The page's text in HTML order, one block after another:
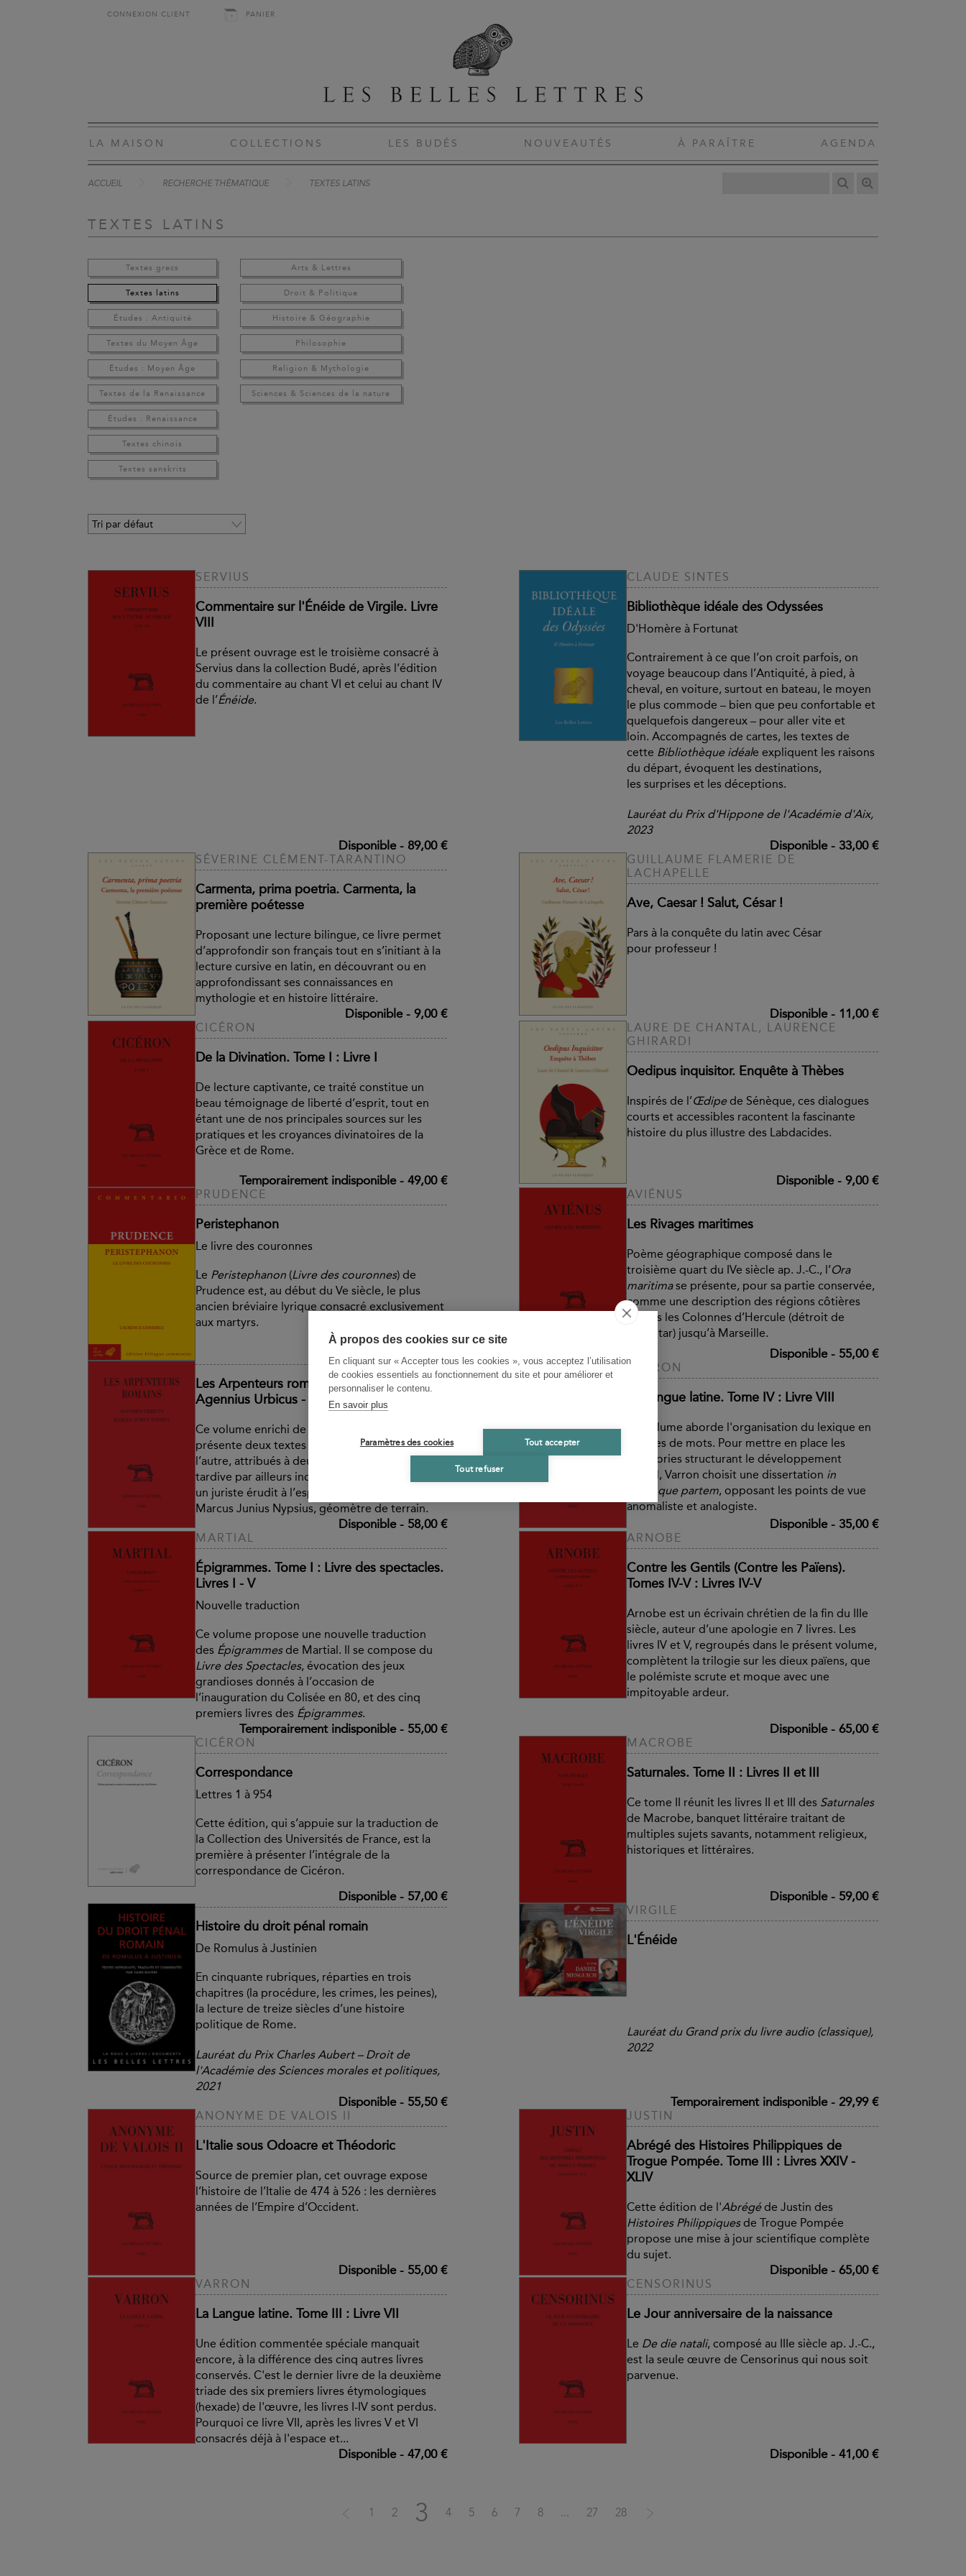
À propos des cookies sur ce site
En cliquant sur « Accepter tous les cookies », vous acceptez l’utilisation
de cookies essentiels au fonctionnement du site et pour améliorer et
personnaliser le contenu.
En savoir plus
Paramètres des cookies Tout accepter
Tout refuser
CONNEXION CLIENT PANIER
LA MAISON COLLECTIONS LES BUDÉS NOUVEAUTÉS À PARAÎTRE AGENDA
ACCUEIL RECHERCHE THÉMATIQUE TEXTES LATINS
TEXTES LATINS
Textes grecs
Textes latins
Études : Antiquité
Textes du Moyen Âge
Études : Moyen Âge
Textes de la Renaissance
Études : Renaissance
Textes chinois
Textes sanskrits
Arts & Lettres
Droit & Politique
Histoire & Géographie
Philosophie
Religion & Mythologie
Sciences & Sciences de la nature
SERVIUS
Commentaire sur l'Énéide de Virgile. Livre
VIII
Le présent ouvrage est le troisième consacré à
Servius dans la collection Budé, après l’édition
du commentaire au chant VI et celui au chant IV
de l’Énéide.
Disponible- 89,00 €
CLAUDE SINTES
Bibliothèque idéale des Odyssées
D'Homère à Fortunat
Contrairement à ce que l’on croit parfois, on
voyage beaucoup dans l’Antiquité, à pied, à
cheval, en voiture, surtout en bateau, le moyen
le plus commode – bien que peu confortable et
quelquefois dangereux – pour aller vite et
loin. Accompagnés de cartes, les textes de
cette Bibliothèque idéale expliquent les raisons
du départ, évoquent les destinations,
les surprises et les déceptions.
Lauréat du Prix d'Hippone de l'Académie d'Aix,
2023
Disponible- 33,00 €
SÉVERINE CLÉMENT-TARANTINO
Carmenta, prima poetria. Carmenta, la
première poétesse
Proposant une lecture bilingue, ce livre permet
d’approfondir son français tout en s’initiant à la
lecture cursive en latin, en découvrant ou en
approfondissant ses connaissances en
mythologie et en histoire littéraire.
Disponible- 9,00 €
GUILLAUME FLAMERIE DE
LACHAPELLE
Ave, Caesar ! Salut, César !
Pars à la conquête du latin avec César
pour professeur !
Disponible- 11,00 €
CICÉRON
De la Divination. Tome I : Livre I
De lecture captivante, ce traité constitue un
beau témoignage de liberté d’esprit, tout en
étant une de nos principales sources sur les
pratiques et les croyances divinatoires de la
Grèce et de Rome.
Temporairement indisponible- 49,00 €
LAURE DE CHANTAL, LAURENCE
GHIRARDI
Oedipus inquisitor. Enquête à Thèbes
Inspirés de l’Œdipede Sénèque, ces dialogues
courts et accessibles racontent la fascinante
histoire du plus illustre des Labdacides.
Disponible- 9,00 €
PRUDENCE
Peristephanon
Le livre des couronnes
Le Peristephanon (Livre des couronnes) de
Prudence est, au début du Ve siècle, le plus
ancien bréviaire lyrique consacré exclusivement
aux martyrs.
Disponible -
AVIÉNUS
Les Rivages maritimes
Poème géographique composé dans le
troisième quart du IVe siècle ap. J.-C., l’Ora
maritimase présente, pour sa partie conservée,
comme une description des régions côtières
depuis les Colonnes d’Hercule (détroit de
Gibraltar) jusqu’à Marseille.
Disponible- 55,00 €
Les Arpenteurs romains. Tome IV :
Agennius Urbicus - Marcus Junius Nypsius
Ce volume enrichi de nombreuses illustrations
présente deux textes assez différents l’un de
l’autre, attribués à deux personnages d’époque
tardive par ailleurs inconnus : Agennius Urbicus,
un juriste érudit à l’esprit classificateur et
Marcus Junius Nypsius, géomètre de terrain.
Disponible- 58,00 €
VARRON
La Langue latine. Tome IV : Livre VIII
Ce volume aborde l'organisation du lexique en
familles de mots. Pour mettre en place les
catégories structurant le développement
lexical, Varron choisit une dissertation in
utramque partem, opposant les points de vue
anomaliste et analogiste.
Disponible- 35,00 €
MARTIAL
Épigrammes. Tome I : Livre des spectacles.
Livres I - V
Nouvelle traduction
Ce volume propose une nouvelle traduction
des Épigrammesde Martial. Il se compose du
Livre des Spectacles, évocation des jeux
grandioses donnés à l’occasion de
l’inauguration du Colisée en 80, et des cinq
premiers livres des Épigrammes.
Temporairement indisponible- 55,00 €
ARNOBE
Contre les Gentils (Contre les Païens).
Tomes IV-V : Livres IV-V
Arnobe est un écrivain chrétien de la fin du IIIe
siècle, auteur d’une apologie en 7 livres. Les
livres IV et V, regroupés dans le présent volume,
complètent la trilogie sur les dieux païens, que
le polémiste scrute et moque avec une
impitoyable ardeur.
Disponible- 65,00 €
CICÉRON
Correspondance
Lettres 1 à 954
Cette édition, qui s’appuie sur la traduction de
la Collection des Universités de France, est la
première à présenter l’intégrale de la
correspondance de Cicéron.
Disponible- 57,00 €
MACROBE
Saturnales. Tome II : Livres II et III
Ce tome II réunit les livres II et III des Saturnales
de Macrobe, banquet littéraire traitant de
multiples sujets savants, notamment religieux,
historiques et littéraires.
Disponible- 59,00 €
Histoire du droit pénal romain
De Romulus à Justinien
En cinquante rubriques, réparties en trois
chapitres (la procédure, les crimes, les peines),
la lecture de treize siècles d’une histoire
politique de Rome.
Lauréat du Prix Charles Aubert – Droit de
l'Académie des Sciences morales et politiques,
2021
Disponible- 55,50 €
VIRGILE
L'Énéide
Lauréat du Grand prix du livre audio (classique),
2022
Temporairement indisponible- 29,99 €
ANONYME DE VALOIS II
L'Italie sous Odoacre et Théodoric
Source de premier plan, cet ouvrage expose
l’histoire de l’Italie de 474 à 526 : les dernières
années de l’Empire d’Occident.
Disponible- 55,00 €
JUSTIN
Abrégé des Histoires Philippiques de
Trogue Pompée. Tome III : Livres XXIV -
XLIV
Cette édition de l'Abrégéde Justin des
Histoires Philippiquesde Trogue Pompée
propose une mise à jour scientifique complète
du sujet.
Disponible- 65,00 €
VARRON
La Langue latine. Tome III : Livre VII
Une édition commentée spéciale manquait
encore, à la différence des cinq autres livres
conservés. C'est le dernier livre de la deuxième
triade des six premiers livres étymologiques
(hexade) de l'œuvre, les livres I-IV sont perdus.
Pourquoi ce livre VII, après les livres V et VI
consacrés déjà à l'espace et...
Disponible- 47,00 €
CENSORINUS
Le Jour anniversaire de la naissance
Le De die natali, composé au IIIe siècle ap. J.-C.,
est la seule œuvre de Censorinus qui nous soit
parvenue.
Disponible- 41,00 €
1 2 3 4 5 6 7 8 ... 27 28